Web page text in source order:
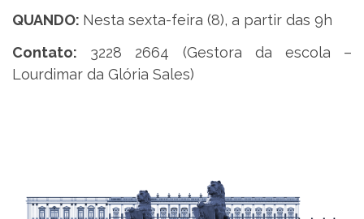
QUANDO: Nesta sexta-feira (8), a partir das 9h
Contato: 3228 2664 (Gestora da escola –
Lourdimar da Glória Sales)